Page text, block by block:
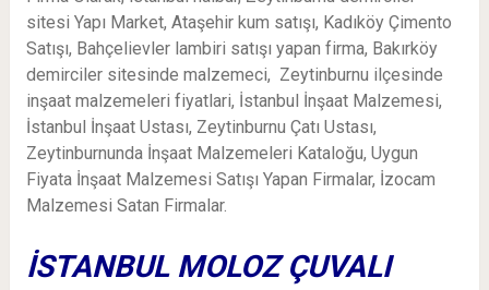
sitesi Yapı Market, Ataşehir kum satışı, Kadıköy Çimento
Satışı, Bahçelievler lambiri satışı yapan firma, Bakırköy
demirciler sitesinde malzemeci, Zeytinburnu ilçesinde
inşaat malzemeleri fiyatlari, İstanbul İnşaat Malzemesi,
İstanbul İnşaat Ustası, Zeytinburnu Çatı Ustası,
Zeytinburnunda İnşaat Malzemeleri Kataloğu, Uygun
Fiyata İnşaat Malzemesi Satışı Yapan Firmalar, İzocam
Malzemesi Satan Firmalar.
İSTANBUL MOLOZ ÇUVALI